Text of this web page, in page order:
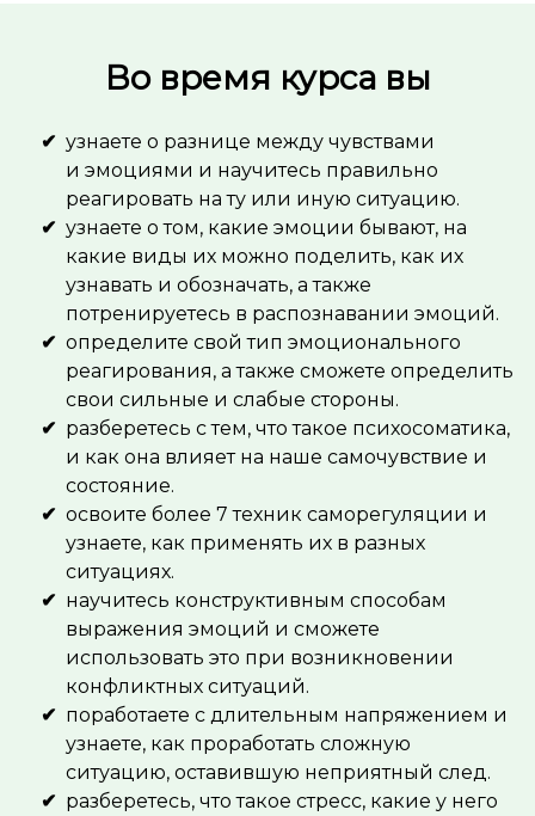
Во время курса вы
узнаете о разнице между чувствами
и эмоциями и научитесь правильно
реагировать на ту или иную ситуацию.
узнаете о том, какие эмоции бывают, на
какие виды их можно поделить, как их
узнавать и обозначать, а также
потренируетесь в распознавании эмоций.
определите свой тип эмоционального
реагирования, а также сможете определить
свои сильные и слабые стороны.
разберетесь с тем, что такое психосоматика,
и как она влияет на наше самочувствие и
состояние.
освоите более 7 техник саморегуляции и
узнаете, как применять их в разных
ситуациях.
научитесь конструктивным способам
выражения эмоций и сможете
использовать это при возникновении
конфликтных ситуаций.
поработаете с длительным напряжением и
узнаете, как проработать сложную
ситуацию, оставившую неприятный след.
разберетесь, что такое стресс, какие у него